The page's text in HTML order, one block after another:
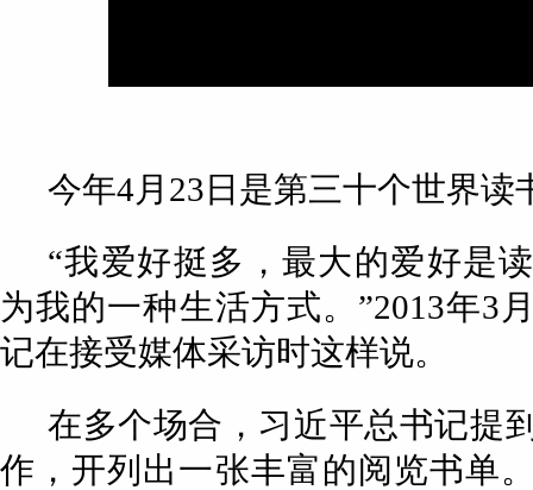
今年4月23日是第三十个世界读
“我爱好挺多，最大的爱好是
为我的一种生活方式。”2013年3
记在接受媒体采访时这样说。
在多个场合，习近平总书记提
作，开列出一张丰富的阅览书单